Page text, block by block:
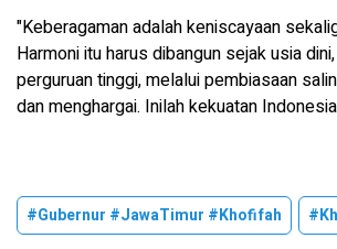
"Keberagaman adalah keniscayaan
Harmoni itu harus dibangun sejak usia
perguruan tinggi, melalui pembiasaan
dan menghargai. Inilah kekuatan
#Gubernur #JawaTimur #Khofifah